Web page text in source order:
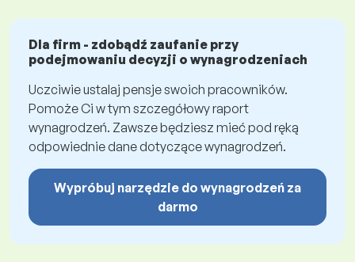
Dla firm - zdobądź zaufanie przy
podejmowaniu decyzji o wynagrodzeniach
Uczciwie ustalaj pensje swoich pracowników.
Pomoże Ci w tym szczegółowy raport
wynagrodzeń. Zawsze będziesz mieć pod ręką
odpowiednie dane dotyczące wynagrodzeń.
Wypróbuj narzędzie do wynagrodzeń za
darmo